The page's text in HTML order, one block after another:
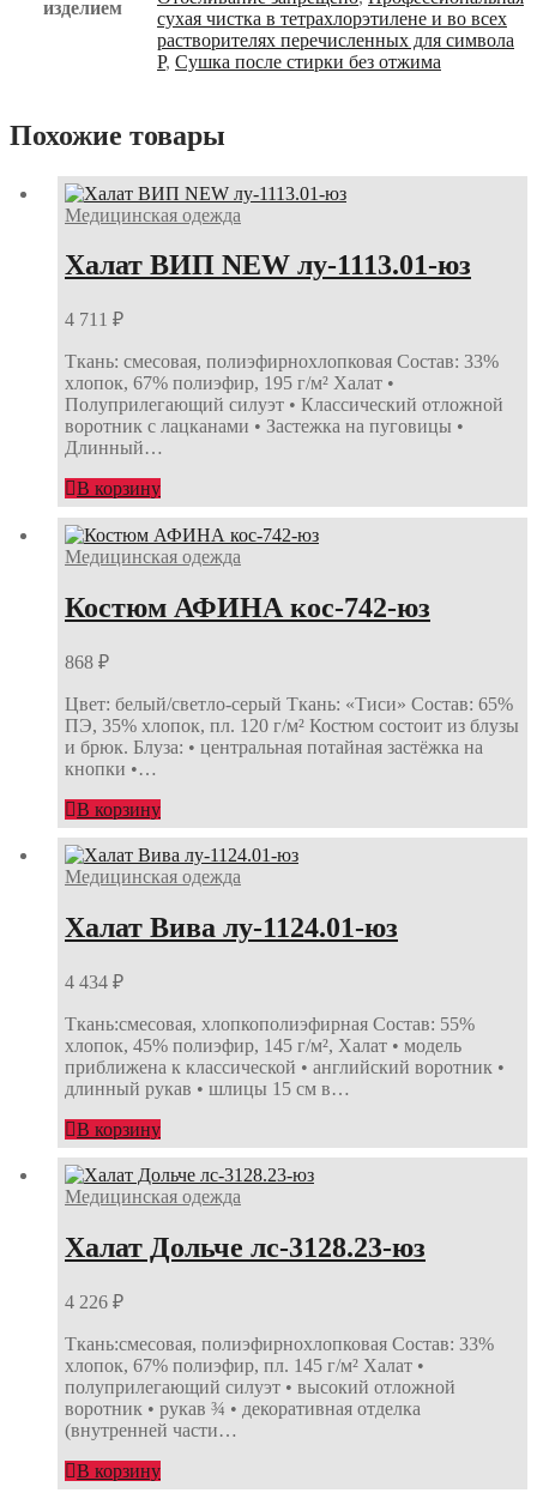
изделием
сухая чистка в тетрахлорэтилене и во всех
растворителях перечисленных для символа
Р, Сушка после стирки без отжима
Похожие товары
Медицинская одежда
Халат ВИП NEW лу-1113.01-юз
4 711 ₽
Ткань: смесовая, полиэфирнохлопковая Состав: 33%
хлопок, 67% полиэфир, 195 г/м² Халат •
Полуприлегающий силуэт • Классический отложной
воротник с лацканами • Застежка на пуговицы •
Длинный…
В корзину
Медицинская одежда
Костюм АФИНА кос-742-юз
868 ₽
Цвет: белый/светло-серый Ткань: «Тиси» Состав: 65%
ПЭ, 35% хлопок, пл. 120 г/м² Костюм состоит из блузы
и брюк. Блуза: • центральная потайная застёжка на
кнопки •…
В корзину
Медицинская одежда
Халат Вива лу-1124.01-юз
4 434 ₽
Ткань:смесовая, хлопкополиэфирная Состав: 55%
хлопок, 45% полиэфир, 145 г/м², Халат • модель
приближена к классической • английский воротник •
длинный рукав • шлицы 15 см в…
В корзину
Медицинская одежда
Халат Дольче лс-3128.23-юз
4 226 ₽
Ткань:смесовая, полиэфирнохлопковая Состав: 33%
хлопок, 67% полиэфир, пл. 145 г/м² Халат •
полуприлегающий силуэт • высокий отложной
воротник • рукав ¾ • декоративная отделка
(внутренней части…
В корзину